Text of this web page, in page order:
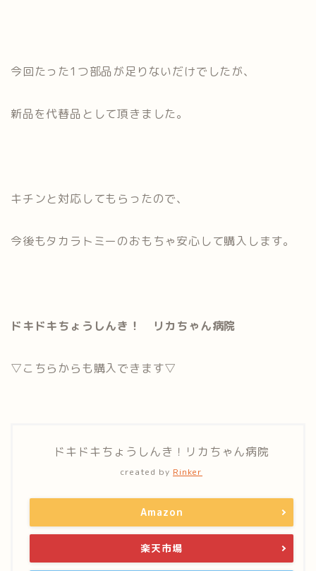
今回たった1つ部品が足りないだけでしたが、
新品を代替品として頂きました。
キチンと対応してもらったので、
今後もタカラトミーのおもちゃ安心して購入します。
ドキドキちょうしんき！ リカちゃん病院
▽こちらからも購入できます▽
ドキドキちょうしんき！リカちゃん病院
created by Rinker
Amazon
楽天市場